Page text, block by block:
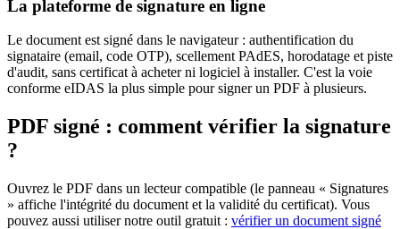
La plateforme de signature en ligne
Le document est signé dans le navigateur : authentification du
signataire (email, code OTP), scellement PAdES, horodatage et piste
d'audit, sans certificat à acheter ni logiciel à installer. C'est la voie
conforme eIDAS la plus simple pour signer un PDF à plusieurs.
PDF signé : comment vérifier la signature
?
Ouvrez le PDF dans un lecteur compatible (le panneau « Signatures
» affiche l'intégrité du document et la validité du certificat). Vous
pouvez aussi utiliser notre outil gratuit : vérifier un document signé